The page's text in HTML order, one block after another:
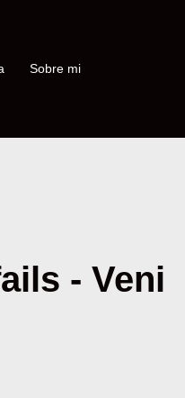
Sobre mi
- Veni